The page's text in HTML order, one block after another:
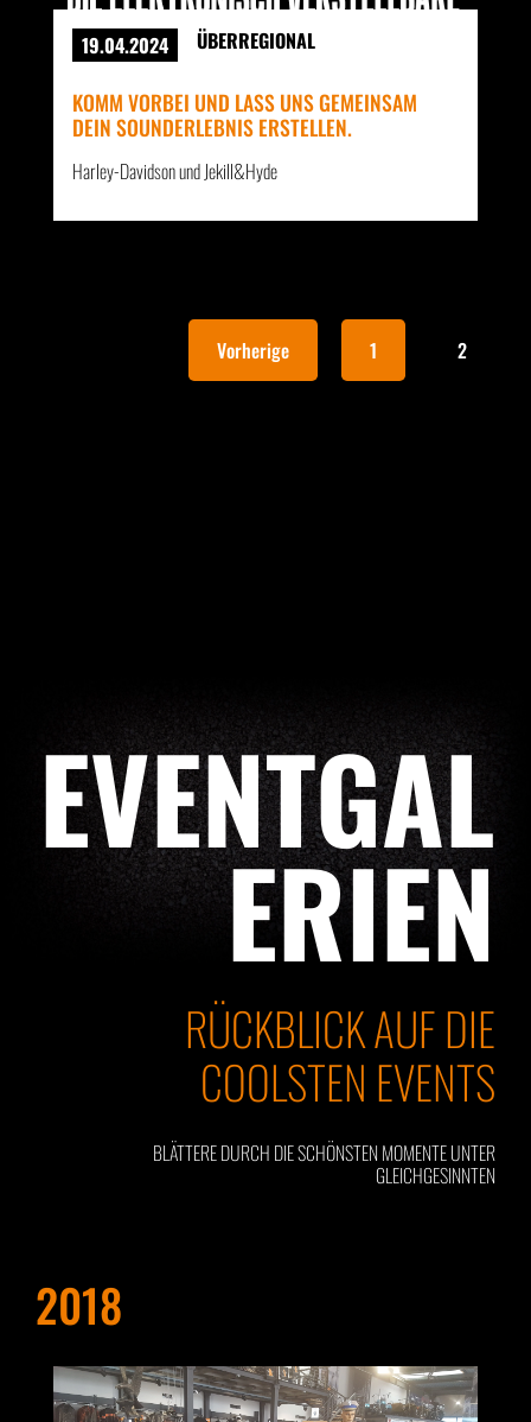
19.04.2024 ÜBERREGIONAL
KOMM VORBEI UND LASS UNS GEMEINSAM
DEIN SOUNDERLEBNIS ERSTELLEN.
Harley-Davidson und Jekill&Hyde
Vorherige 1 2
EVENTGAL
ERIEN
RÜCKBLICK AUF DIE
COOLSTEN EVENTS
BLÄTTERE DURCH DIE SCHÖNSTEN MOMENTE UNTER
GLEICHGESINNTEN
2018